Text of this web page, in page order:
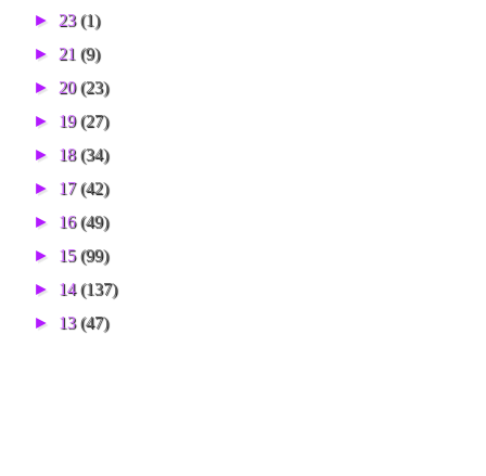
► 23(1)
► 21 (9)
► 20(23)
► 19(27)
► 18(34)
► 17(42)
► 16(49)
► 15(99)
► 14(137)
► 13(47)